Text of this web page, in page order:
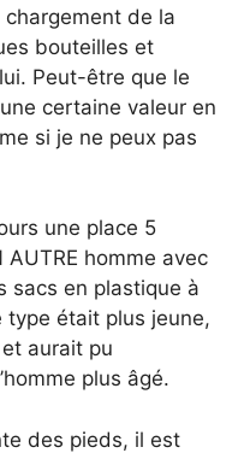
chargement de la
bouteilles et
Peut-être que le
certaine valeur en
si je ne peux pas
une place 5
AUTRE homme avec
sacs en plastique à
type était plus jeune,
aurait pu
plus âgé.
des pieds, il est